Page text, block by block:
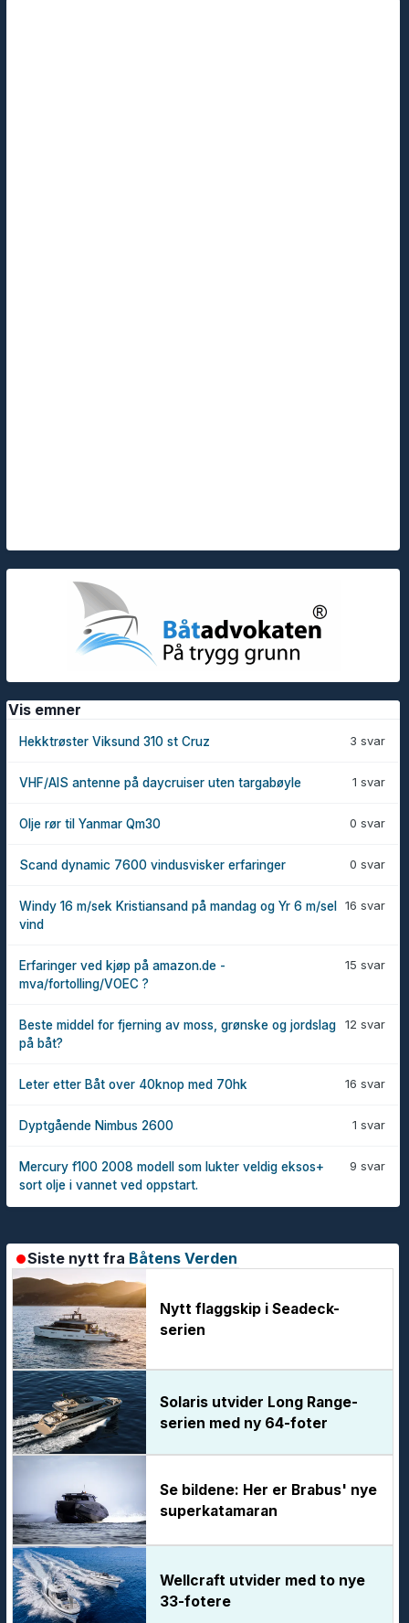
Vis emner
3 svar
Hekktrøster Viksund 310 st Cruz
1 svar
VHF/AIS antenne på daycruiser uten targabøyle
0 svar
Olje rør til Yanmar Qm30
0 svar
Scand dynamic 7600 vindusvisker erfaringer
16 svar
Windy 16 m/sek Kristiansand på mandag og Yr 6 m/sel
vind
15 svar
Erfaringer ved kjøp på amazon.de -
mva/fortolling/VOEC ?
12 svar
Beste middel for fjerning av moss, grønske og jordslag
på båt?
16 svar
Leter etter Båt over 40knop med 70hk
1 svar
Dyptgående Nimbus 2600
9 svar
Mercury f100 2008 modell som lukter veldig eksos+
sort olje i vannet ved oppstart.
Siste nytt fra Båtens Verden
Nytt flaggskip i Seadeck-
serien
Solaris utvider Long Range-
serien med ny 64-foter
Se bildene: Her er Brabus' nye
superkatamaran
Wellcraft utvider med to nye
33-fotere